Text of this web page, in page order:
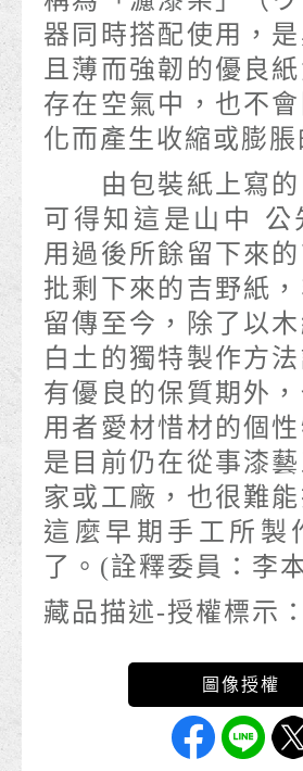
器同時搭配使用，
且薄而強韌的優良
存在空氣中，也不
化而產生收縮或膨脹
由包裝紙上寫的
可得知這是山中 公
用過後所餘留下來
批剩下來的吉野紙
留傳至今，除了以
白土的獨特製作方
有優良的保質期外
用者愛材惜材的個
是目前仍在從事漆
家或工廠，也很難
這麼早期手工所製
了。(詮釋委員：李
藏品描述-授權標示：